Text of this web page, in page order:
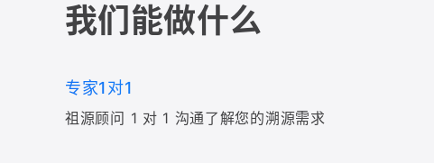
我们能做什么
专家1对1
祖源顾问 1 对 1 沟通了解您的溯源需求